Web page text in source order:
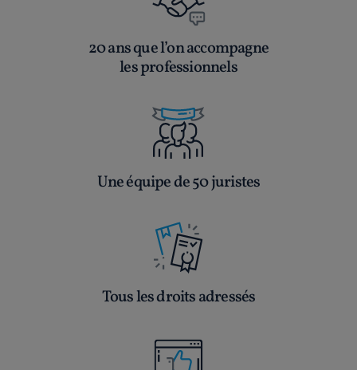
20 ans que l’on accompagne
les professionnels
Une équipe de 50 juristes
Tous les droits adressés